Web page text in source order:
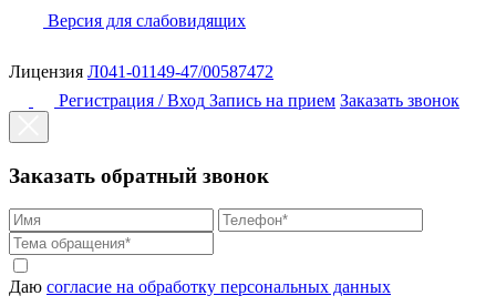
Версия для слабовидящих
Лицензия Л041-01149-47/00587472
Регистрация / Вход Запись на прием Заказать звонок
Заказать обратный звонок
Даю согласие на обработку персональных данных